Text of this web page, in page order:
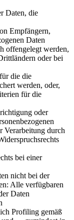
Daten, die
Empfängern,
Daten
offengelegt werden,
oder bei
die die
werden, oder,
für die
oder
Verarbeitung durch
bei einer
nicht bei der
Alle verfügbaren
Daten
Profiling gemäß